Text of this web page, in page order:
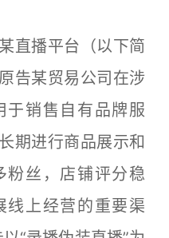
播平台（以下简
告某贸易公司在涉
于销售自有品牌服
期进行商品展示和
粉丝，店铺评分稳
线上经营的重要渠